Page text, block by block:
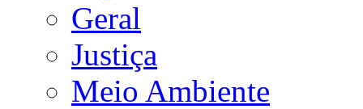
Geral
Justiça
Meio Ambiente